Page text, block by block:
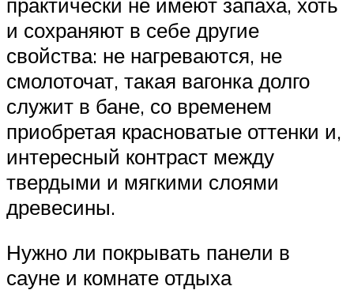
и сохраняют в себе другие
свойства: не нагреваются, не
смолоточат, такая вагонка долго
служит в бане, со временем
приобретая красноватые оттенки и,
интересный контраст между
твердыми и мягкими слоями
древесины.
Нужно ли покрывать панели в
сауне и комнате отдыха